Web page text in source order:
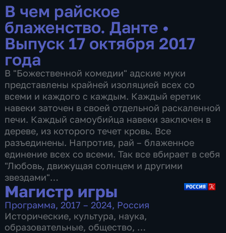
В чем райское
блаженство. Данте •
Выпуск 17 октября 2017
года
В "Божественной комедии" адские муки
представлены крайней изоляцией всех со
всеми и каждого с каждым. Каждый еретик
навеки заточен в своей отдельной раскаленной
печи. Каждый самоубийца навеки заключен в
дереве, из которого течет кровь. Все
разъединены. Напротив, рай – блаженное
единение всех со всеми. Так все вбирает в себя
"Любовь, движущая солнцем и другими
звездами"…
Магистр игры
Программа, 2017 – 2024, Россия
Исторические, культура, наука,
образовательные, общество,